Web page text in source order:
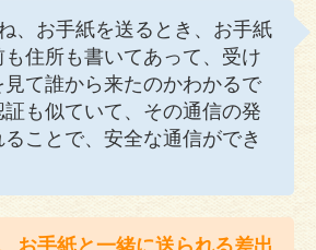
、お手紙を送るとき、お手紙
住所も書いてあって、受け
て誰から来たのかわかるで
証も似ていて、その通信の発
ことで、安全な通信ができ